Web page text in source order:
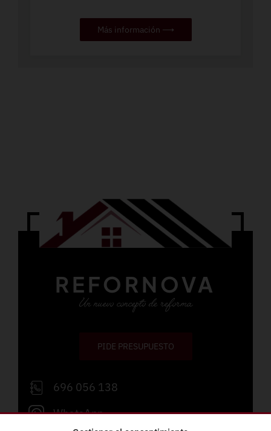
Más información ⟶
REFORNOVA
Un nuevo concepto de reforma
PIDE PRESUPUESTO
696 056 138
WhatsApp